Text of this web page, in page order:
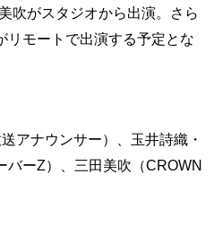
吹がスタジオから出演。さら
リモートで出演する予定とな
アナウンサー）、玉井詩織・
バーZ）、三田美吹（CROWN